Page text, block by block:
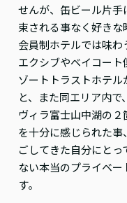
せんが、缶ビール片
束される事なく好き
会員制ホテルでは味
エクシブやベイコー
ゾートトラストホテ
と、また同エリア内
ヴィラ富士山中湖の
を十分に感じられた
ごしてきた自分にと
ない本当のプライベ
す。